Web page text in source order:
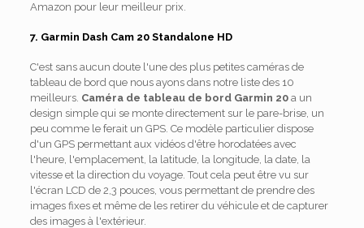
Amazon pour leur meilleur prix.
7. Garmin Dash Cam 20 Standalone HD
C'est sans aucun doute l'une des plus petites caméras de
tableau de bord que nous ayons dans notre liste des 10
meilleurs. Caméra de tableau de bord Garmin 20a un
design simple qui se monte directement sur le pare-brise, un
peu comme le ferait un GPS. Ce modèle particulier dispose
d'un GPS permettant aux vidéos d'être horodatées avec
l'heure, l'emplacement, la latitude, la longitude, la date, la
vitesse et la direction du voyage. Tout cela peut être vu sur
l'écran LCD de 2,3 pouces, vous permettant de prendre des
images fixes et même de les retirer du véhicule et de capturer
des images à l'extérieur.